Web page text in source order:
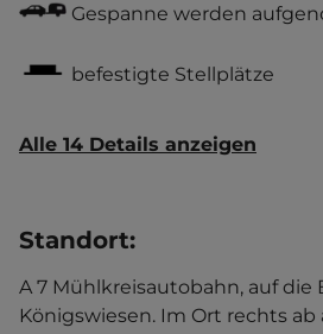
Gespanne werden
befestigte Stellplätze
Alle 14 Details anzeigen
Standort:
A 7 Mühlkreisautobahn, auf die
Königswiesen. Im Ort rechts ab